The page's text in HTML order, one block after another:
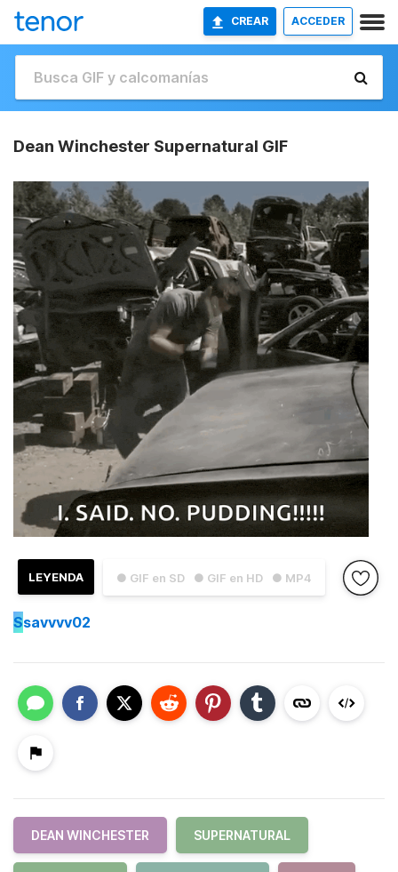
CREAR ACCEDER
Dean Winchester Supernatural GIF
● GIF en SD ● GIF en HD ● MP4
LEYENDA
Ssavvvv02
DEAN WINCHESTER SUPERNATURAL